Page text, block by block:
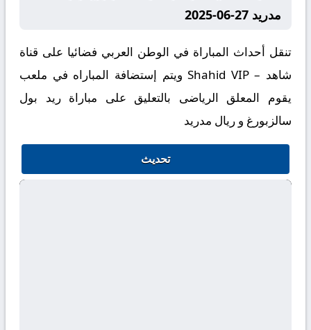
مدريد 27-06-2025
تنقل أحداث المباراة في الوطن العربي فضائيا على قناة
شاهد – Shahid VIP ويتم إستضافة المباراه في ملعب
يقوم المعلق الرياضى بالتعليق على مباراة ريد بول
سالزبورغ و ريال مدريد
تحديث